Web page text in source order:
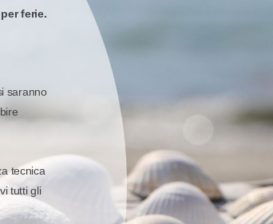
ferie.
saranno
tecnica
tutti gli